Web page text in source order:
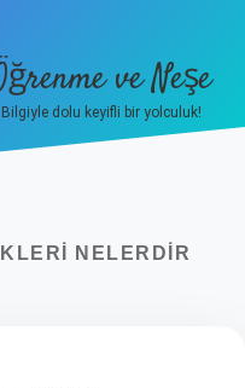
ve Neşe
Bilgiyle dolu keyifli bir yolculuk!
NELERDIR